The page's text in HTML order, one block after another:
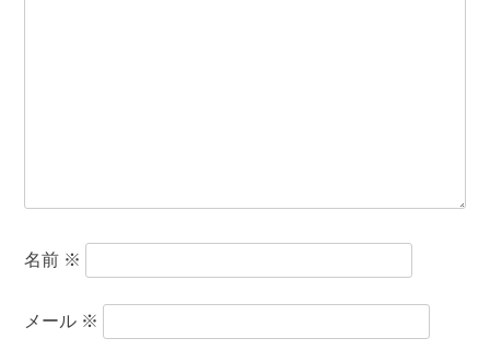
名前 ※
メール ※